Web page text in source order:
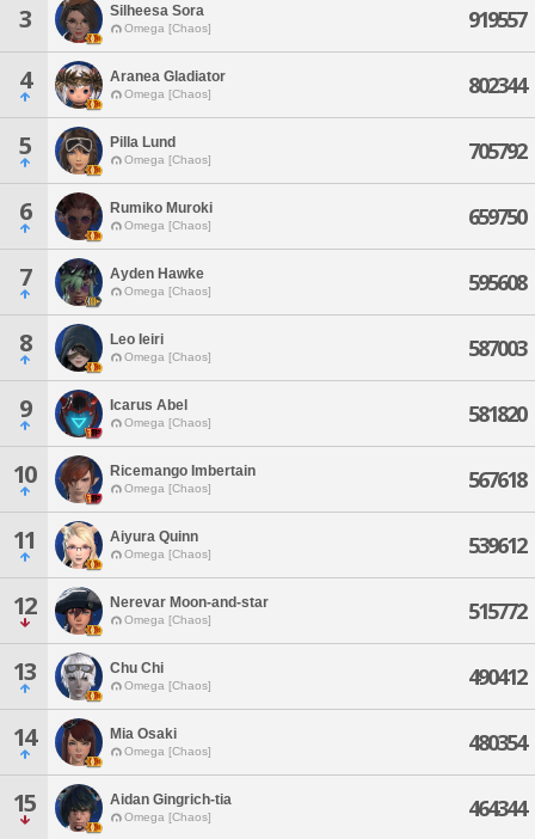
3 Silheesa Sora
Omega [Chaos] 919557
4 Aranea Gladiator
Omega [Chaos] 802344
5 Pilla Lund
Omega [Chaos] 705792
6 Rumiko Muroki
Omega [Chaos] 659750
7 Ayden Hawke
Omega [Chaos] 595608
8 Leo Ieiri
Omega [Chaos] 587003
9 Icarus Abel
Omega [Chaos] 581820
10 Ricemango Imbertain
Omega [Chaos] 567618
11 Aiyura Quinn
Omega [Chaos] 539612
12 Nerevar Moon-and-star
Omega [Chaos] 515772
13 Chu Chi
Omega [Chaos] 490412
14 Mia Osaki
Omega [Chaos] 480354
15 Aidan Gingrich-tia
Omega [Chaos] 464344